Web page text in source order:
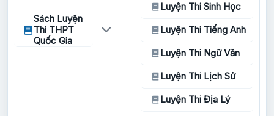
Sách Luyện
Thi THPT
Quốc Gia
Luyện Thi Sinh Học
Luyện Thi Tiếng Anh
Luyện Thi Ngữ Văn
Luyện Thi Lịch Sử
Luyện Thi Địa Lý